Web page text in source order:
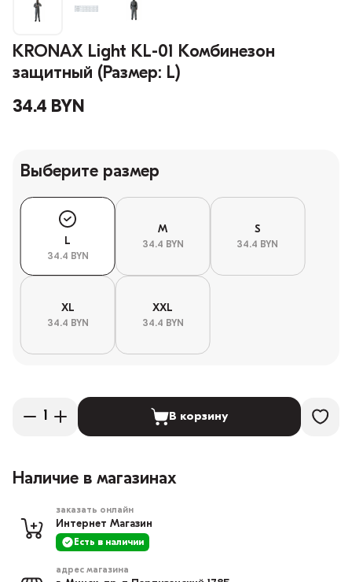
KRONAX Light KL-01 Комбинезон
защитный (Размер: L)
34.4 BYN
Выберите размер
L
34.4 BYN
M
34.4 BYN
S
34.4 BYN
XL
34.4 BYN
XXL
34.4 BYN
В корзину
Наличие в магазинах
заказать онлайн
Интернет Магазин
Есть в наличии
адрес магазина